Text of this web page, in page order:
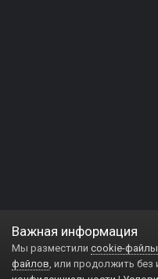
Важная информация
Мы разместили cookie-файлы
файлов, или продолжить без